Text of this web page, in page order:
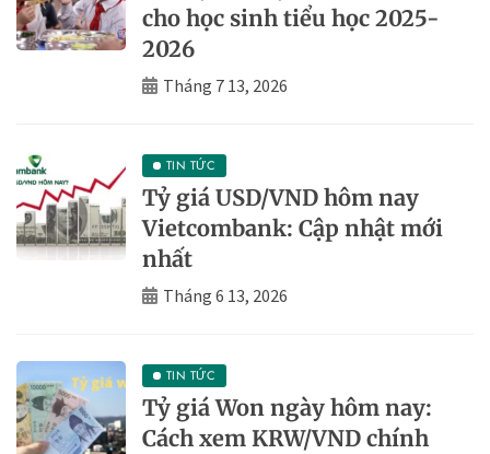
cho học sinh tiểu học 2025-
2026
Tháng 7 13, 2026
TIN TỨC
Tỷ giá USD/VND hôm nay
Vietcombank: Cập nhật mới
nhất
Tháng 6 13, 2026
TIN TỨC
Tỷ giá Won ngày hôm nay:
Cách xem KRW/VND chính